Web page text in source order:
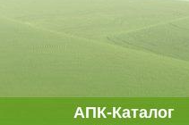
АПК-Каталог